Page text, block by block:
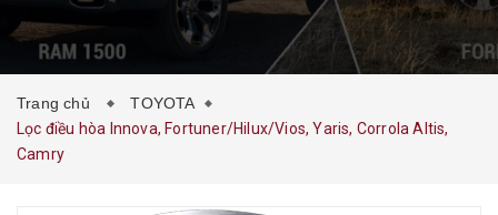
Trang chủ
TOYOTA
Lọc điều hòa Innova, Fortuner/Hilux/Vios, Yaris, Corrola Altis,
Camry